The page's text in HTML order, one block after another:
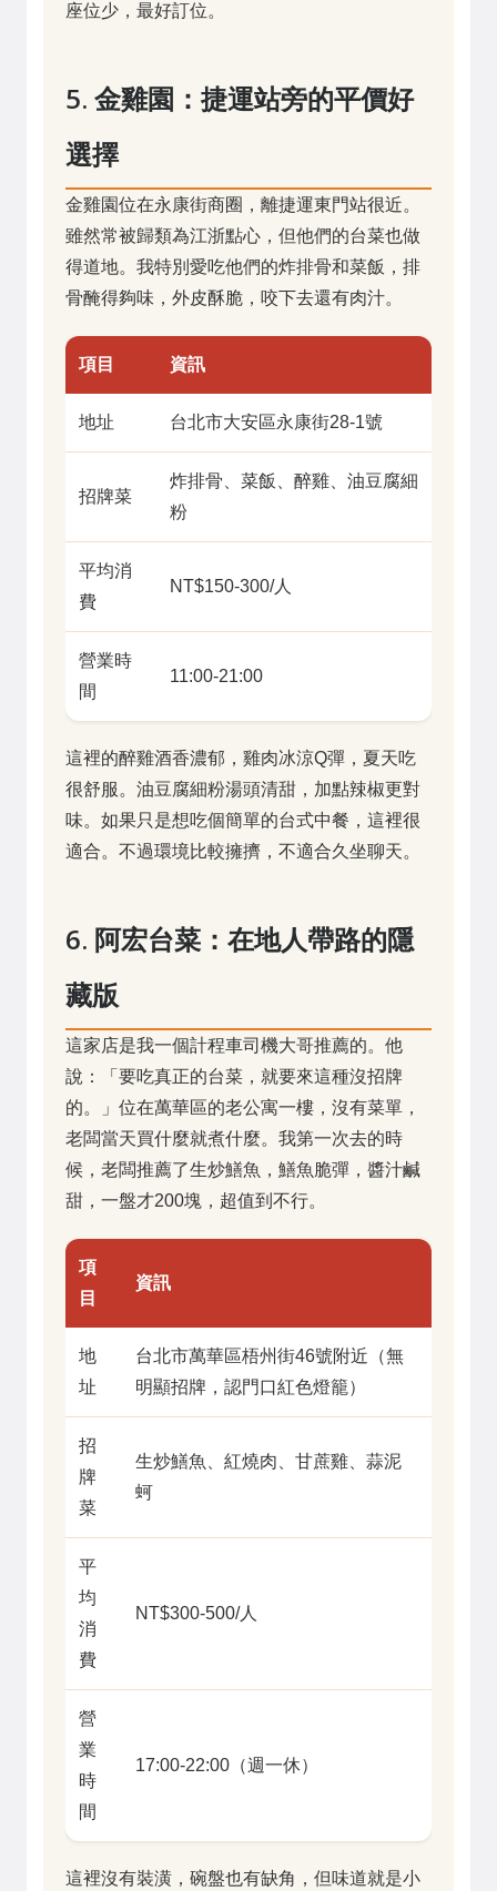
座位少，最好訂位。
5. 金雞園：捷運站旁的平價好
選擇
金雞園位在永康街商圈，離捷運東門站很近。
雖然常被歸類為江浙點心，但他們的台菜也做
得道地。我特別愛吃他們的炸排骨和菜飯，排
骨醃得夠味，外皮酥脆，咬下去還有肉汁。
項目 資訊
地址 台北市大安區永康街28-1號
招牌菜
炸排骨、菜飯、醉雞、油豆腐細
粉
平均消
費
NT$150-300/人
營業時
間
11:00-21:00
這裡的醉雞酒香濃郁，雞肉冰涼Q彈，夏天吃
很舒服。油豆腐細粉湯頭清甜，加點辣椒更對
味。如果只是想吃個簡單的台式中餐，這裡很
適合。不過環境比較擁擠，不適合久坐聊天。
6. 阿宏台菜：在地人帶路的隱
藏版
這家店是我一個計程車司機大哥推薦的。他
說：「要吃真正的台菜，就要來這種沒招牌
的。」位在萬華區的老公寓一樓，沒有菜單，
老闆當天買什麼就煮什麼。我第一次去的時
候，老闆推薦了生炒鱔魚，鱔魚脆彈，醬汁鹹
甜，一盤才200塊，超值到不行。
項
目
資訊
地
址
台北市萬華區梧州街46號附近（無
明顯招牌，認門口紅色燈籠）
招
牌
菜
生炒鱔魚、紅燒肉、甘蔗雞、蒜泥
蚵
平
均
消
費
NT$300-500/人
營
業
時
間
17:00-22:00（週一休）
這裡沒有裝潢，碗盤也有缺角，但味道就是小